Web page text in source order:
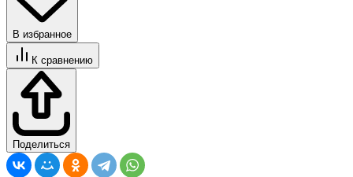
В избранное
К сравнению
Поделиться